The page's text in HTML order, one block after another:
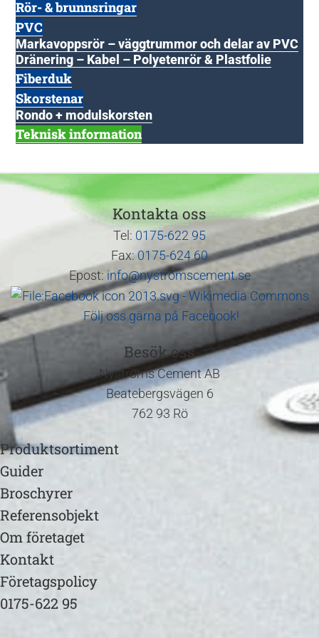
Rör- & brunnsringar
PVC
Markavoppsrör – väggtrummor och delar av PVC
Dränering – Kabel – Polyetenrör & Plastfolie
Fiberduk
Skorstenar
Rondo + modulskorsten
Teknisk information
Kontakta oss
Tel: 0175-622 95
Fax:0175-624 60
Epost: info@nystromscement.se
Följ oss gärna på Facebook!
Besök oss
Nyströms Cement AB
Beatebergsvägen 6
762 93 Rö
Produktsortiment
Guider
Broschyrer
Referensobjekt
Om företaget
Kontakt
Företagspolicy
0175-622 95